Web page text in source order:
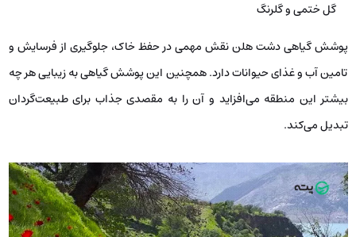
گل ختمی و گلرنگ
پوشش گیاهی دشت هلن نقش مهمی در حفظ خاک، جلوگیری از فرسایش و
تامین آب و غذای حیوانات دارد. همچنین این پوشش گیاهی به زیبایی هر چه
بیشتر این منطقه می‌افزاید و آن را به مقصدی جذاب برای طبیعت‌گردان
تبدیل می‌کند.